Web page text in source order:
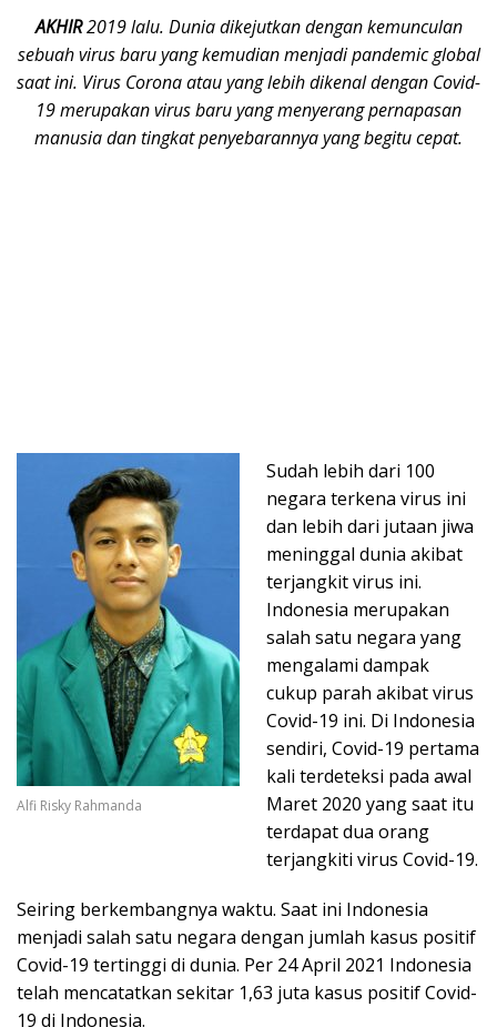
AKHIR2019 lalu. Dunia dikejutkan dengan kemunculan
sebuah virus baru yang kemudian menjadi pandemic global
saat ini. Virus Corona atau yang lebih dikenal dengan Covid-
19 merupakan virus baru yang menyerang pernapasan
manusia dan tingkat penyebarannya yang begitu cepat.
Alfi Risky Rahmanda
Sudah lebih dari 100
negara terkena virus ini
dan lebih dari jutaan jiwa
meninggal dunia akibat
terjangkit virus ini.
Indonesia merupakan
salah satu negara yang
mengalami dampak
cukup parah akibat virus
Covid-19 ini. Di Indonesia
sendiri, Covid-19 pertama
kali terdeteksi pada awal
Maret 2020 yang saat itu
terdapat dua orang
terjangkiti virus Covid-19.
Seiring berkembangnya waktu. Saat ini Indonesia
menjadi salah satu negara dengan jumlah kasus positif
Covid-19 tertinggi di dunia. Per 24 April 2021 Indonesia
telah mencatatkan sekitar 1,63 juta kasus positif Covid-
19 di Indonesia.